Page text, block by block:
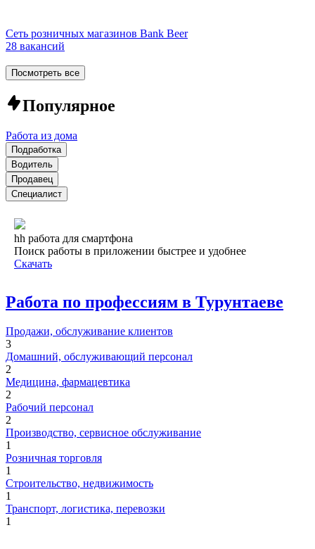
Сеть розничных магазинов Bank Beer
28 вакансий
Посмотреть все
Популярное
Работа из дома
Подработка
Водитель
Продавец
Специалист
hh работа для смартфона
Поиск работы в приложении быстрее и удобнее
Скачать
Работа по профессиям в Турунтаеве
Продажи, обслуживание клиентов
3
Домашний, обслуживающий персонал
2
Медицина, фармацевтика
2
Рабочий персонал
2
Производство, сервисное обслуживание
1
Розничная торговля
1
Строительство, недвижимость
1
Транспорт, логистика, перевозки
1